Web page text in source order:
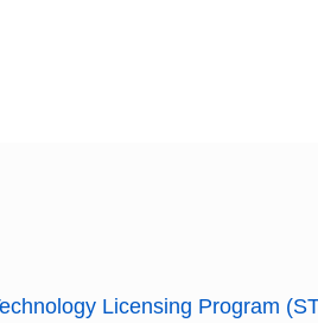
Licensing Program